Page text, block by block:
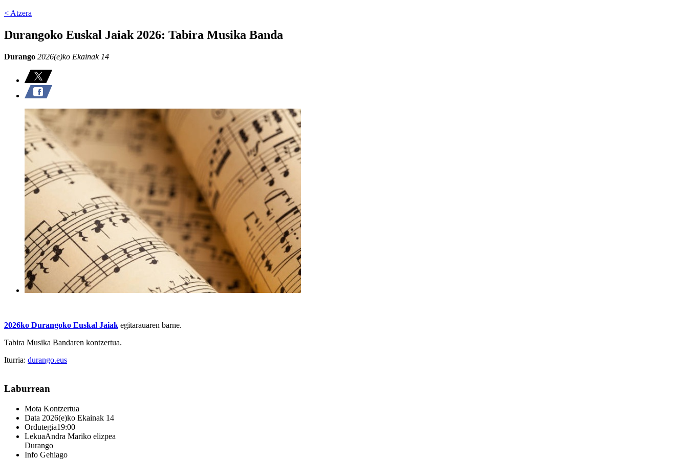
< Atzera
Durangoko Euskal Jaiak 2026: Tabira Musika Banda
Durango 2026(e)ko Ekainak 14
2026ko Durangoko Euskal Jaiak egitarauaren barne.
Tabira Musika Bandaren kontzertua.
Iturria: durango.eus
Laburrean
Mota Kontzertua
Data 2026(e)ko Ekainak 14
Ordutegia19:00
LekuaAndra Mariko elizpea
Durango
Info Gehiago